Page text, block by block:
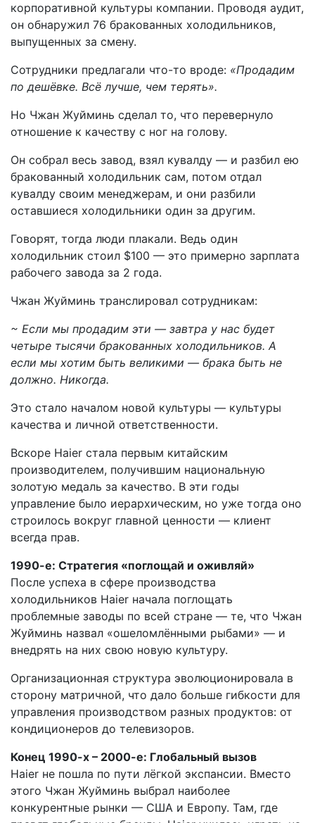
корпоративной культуры компании. Проводя аудит,
он обнаружил 76 бракованных холодильников,
выпущенных за смену.
Сотрудники предлагали что-то вроде: «Продадим
по дешёвке. Всё лучше, чем терять».
Но Чжан Жуйминь сделал то, что перевернуло
отношение к качеству с ног на голову.
Он собрал весь завод, взял кувалду — и разбил ею
бракованный холодильник сам, потом отдал
кувалду своим менеджерам, и они разбили
оставшиеся холодильники один за другим.
Говорят, тогда люди плакали. Ведь один
холодильник стоил $100 — это примерно зарплата
рабочего завода за 2 года.
Чжан Жуйминь транслировал сотрудникам:
~ Если мы продадим эти — завтра у нас будет
четыре тысячи бракованных холодильников. А
если мы хотим быть великими — брака быть не
должно. Никогда.
Это стало началом новой культуры — культуры
качества и личной ответственности.
Вскоре Haier стала первым китайским
производителем, получившим национальную
золотую медаль за качество. В эти годы
управление было иерархическим, но уже тогда оно
строилось вокруг главной ценности — клиент
всегда прав.
1990-е: Стратегия «поглощай и оживляй»
После успеха в сфере производства
холодильников Haier начала поглощать
проблемные заводы по всей стране — те, что Чжан
Жуйминь назвал «ошеломлёнными рыбами» — и
внедрять на них свою новую культуру.
Организационная структура эволюционировала в
сторону матричной, что дало больше гибкости для
управления производством разных продуктов: от
кондиционеров до телевизоров.
Конец 1990-х – 2000-е: Глобальный вызов
Haier не пошла по пути лёгкой экспансии. Вместо
этого Чжан Жуйминь выбрал наиболее
конкурентные рынки — США и Европу. Там, где